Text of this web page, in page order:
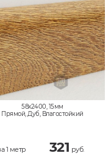
58x2400, 15мм
Прямой, Дуб, Влагостойкий
1 метр 321 руб.